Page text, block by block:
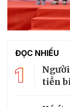
ĐỌC NHIỀU
1
tiễn